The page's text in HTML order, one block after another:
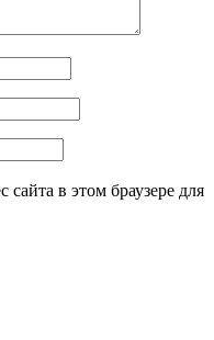
в этом браузере для